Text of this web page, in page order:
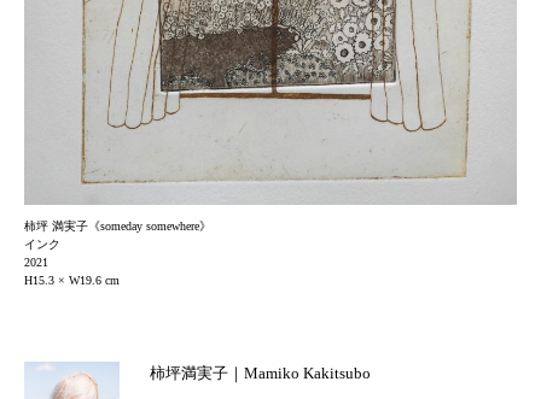
柿坪 満実子《someday somewhere》
インク
2021
H15.3 × W19.6 cm
柿坪満実子｜Mamiko Kakitsubo